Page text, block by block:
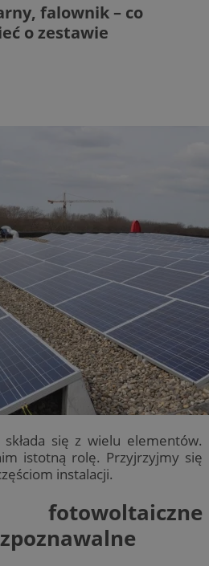
falownik – co
o zestawie
się z wielu elementów.
istotną rolę. Przyjrzyjmy się
instalacji.